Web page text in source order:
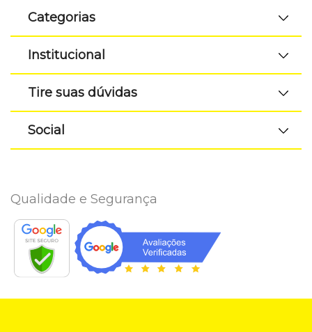
Categorias
Institucional
Tire suas dúvidas
Social
Qualidade e Segurança